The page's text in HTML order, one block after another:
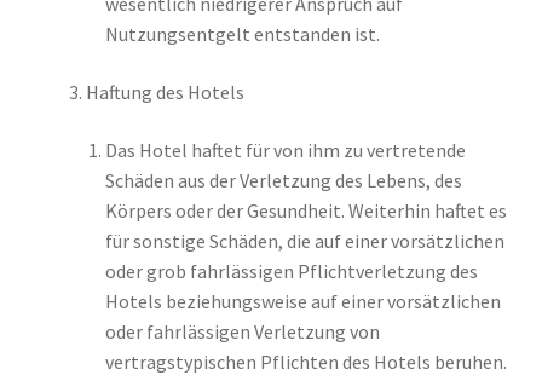
Nutzungsentgelt entstanden ist.
Haftung des Hotels
Das Hotel haftet für von ihm zu vertretende
Schäden aus der Verletzung des Lebens, des
Körpers oder der Gesundheit. Weiterhin haftet es
für sonstige Schäden, die auf einer vorsätzlichen
oder grob fahrlässigen Pflichtverletzung des
Hotels beziehungsweise auf einer vorsätzlichen
oder fahrlässigen Verletzung von
vertragstypischen Pflichten des Hotels beruhen.